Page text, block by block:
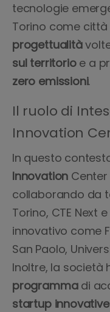
tecnologie
Torino come
progettualità
sul territorioe a
zero emissioni.
Il ruolo di
Innovation
In questo
Innovation
collaborando da
Torino, CTE Next
innovativo come
San Paolo,
Inoltre, la società
programmadi
startup innovative